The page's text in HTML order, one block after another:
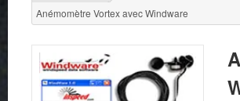
Anémomètre Vortex avec Windware